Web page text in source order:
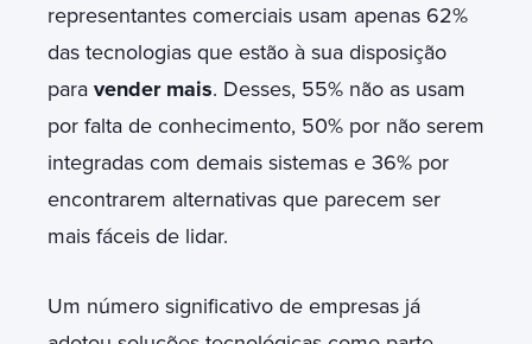
representantes comerciais usam apenas 62%
das tecnologias que estão à sua disposição
para vender mais. Desses, 55% não as usam
por falta de conhecimento, 50% por não serem
integradas com demais sistemas e 36% por
encontrarem alternativas que parecem ser
mais fáceis de lidar.
Um número significativo de empresas já